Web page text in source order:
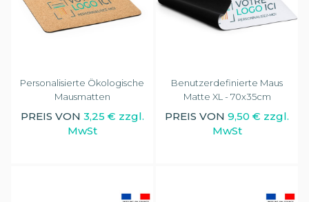
Personalisierte Ökologische
Mausmatten
PREIS VON 3,25 € zzgl.
MwSt
Benutzerdefinierte Maus
Matte XL - 70x35cm
PREIS VON 9,50 € zzgl.
MwSt